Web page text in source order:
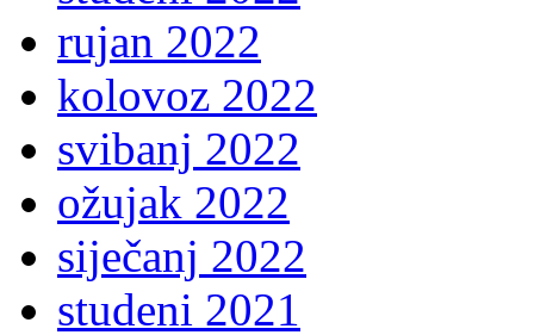
rujan 2022
kolovoz 2022
svibanj 2022
ožujak 2022
siječanj 2022
studeni 2021